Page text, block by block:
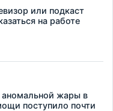
или подкаст
на работе
аномальной жары в
поступило почти